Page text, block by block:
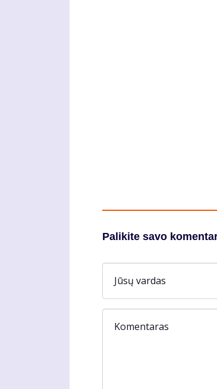
Palikite savo
Jūsų vardas
Komentaras